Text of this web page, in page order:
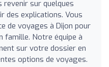
revenir sur quelques
des explications. Vous
de voyages à Dijon pour
famille. Notre équipe à
sur votre dossier en
options de voyages.